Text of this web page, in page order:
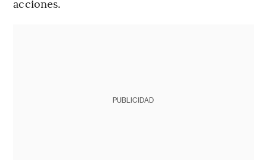
acciones.
PUBLICIDAD